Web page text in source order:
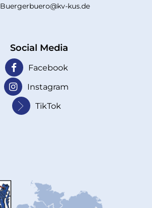
Buergerbuero@kv-kus.de
Social Media
Facebook
Instagram
TikTok